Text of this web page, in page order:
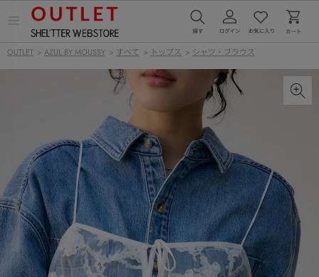
ー
を
OUTLET > AZUL BY MOUSSY > すべて > トップス > シャツ・ブラウス